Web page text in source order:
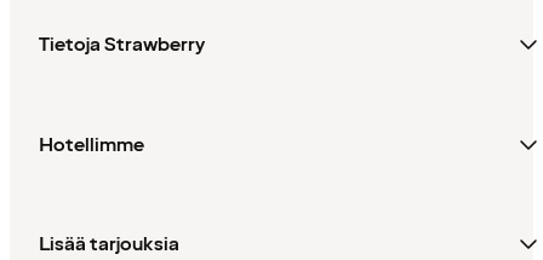
Tietoja Strawberry
Hotellimme
Lisää tarjouksia